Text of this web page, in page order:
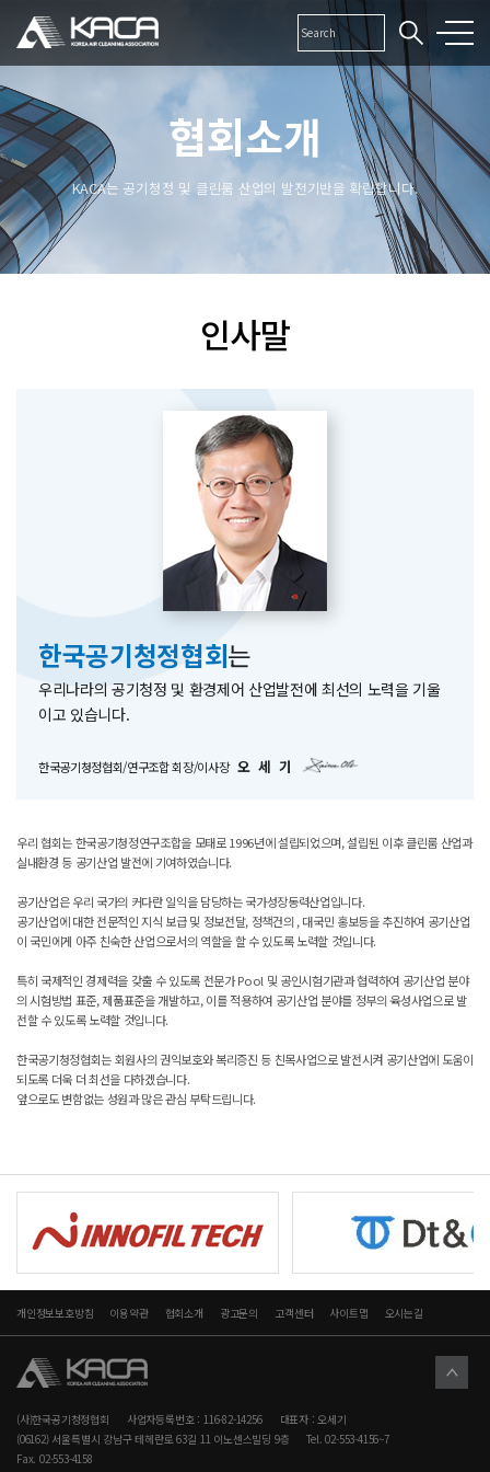
협회소개
KACA는 공기청정 및 클린룸 산업의 발전기반을 확립합니다.
인사말
한국공기청정협회는
우리나라의 공기청정 및 환경제어 산업발전에 최선의 노력을 기울
이고 있습니다.
한국공기청정협회/연구조합 회장/이사장 오 세 기
우리 협회는 한국공기청정연구조합을 모태로 1996년에 설립되었으며, 설립된 이후 클린룸 산업과
실내환경 등 공기산업 발전에 기여하였습니다.
공기산업은 우리 국가의 커다란 일익을 담당하는 국가성장동력산업입니다.
공기산업에 대한 전문적인 지식 보급 및 정보전달, 정책건의 , 대국민 홍보등을 추진하여 공기산업
이 국민에게 아주 친숙한 산업으로서의 역할을 할 수 있도록 노력할 것입니다.
특히 국제적인 경제력을 갖출 수 있도록 전문가 Pool 및 공인시험기관과 협력하여 공기산업 분야
의 시험방법 표준, 제품표준을 개발하고, 이를 적용하여 공기산업 분야를 정부의 육성사업으로 발
전할 수 있도록 노력할 것입니다.
한국공기청정협회는 회원사의 권익보호와 복리증진 등 친목사업으로 발전시켜 공기산업에 도움이
되도록 더욱 더 최선을 다하겠습니다.
앞으로도 변함없는 성원과 많은 관심 부탁드립니다.
개인정보보호방침 이용약관 협회소개 광고문의 고객센터 사이트맵 오시는길
(사)한국공기청정협회 사업자등록번호 : 116-82-14256
대표자 : 오세기
(06162) 서울특별시 강남구 테헤란로 63길 11 이노센스빌딩 9층
Tel. 02-553-4156~7
Fax. 02-553-4158